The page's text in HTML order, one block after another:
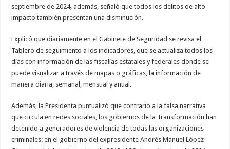
septiembre de 2024, además, señaló que todos los delitos de alto
impacto también presentan una disminución.
Explicó que diariamente en el Gabinete de Seguridad se revisa el
Tablero de seguimiento a los indicadores, que se actualiza todos los
días con información de las fiscalías estatales y federales donde se
puede visualizar a través de mapas o gráficas, la información de
manera diaria, semanal, mensual y anual.
Además, la Presidenta puntualizó que contrario a la falsa narrativa
que circula en redes sociales, los gobiernos de la Transformación han
detenido a generadores de violencia de todas las organizaciones
criminales: en el gobierno del expresidente Andrés Manuel López